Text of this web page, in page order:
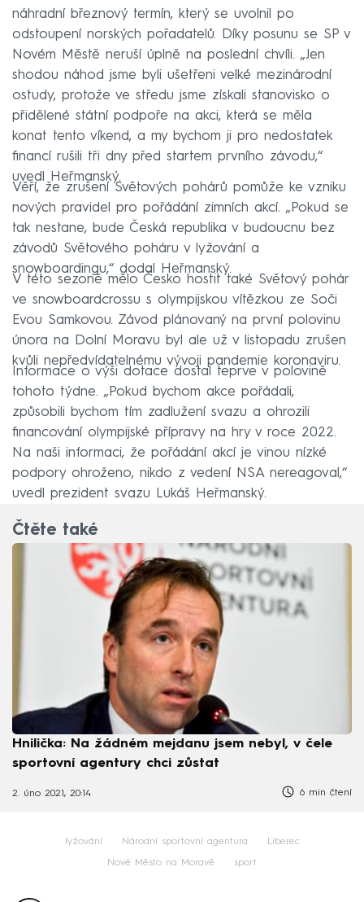
náhradní březnový termín, který se uvolnil po
odstoupení norských pořadatelů. Díky posunu se SP v
Novém Městě neruší úplně na poslední chvíli. „Jen
shodou náhod jsme byli ušetřeni velké mezinárodní
ostudy, protože ve středu jsme získali stanovisko o
přidělené státní podpoře na akci, která se měla
konat tento víkend, a my bychom ji pro nedostatek
financí rušili tři dny před startem prvního závodu,“
uvedl Heřmanský.
Věří, že zrušení Světových pohárů pomůže ke vzniku
nových pravidel pro pořádání zimních akcí. „Pokud se
tak nestane, bude Česká republika v budoucnu bez
závodů Světového poháru v lyžování a
snowboardingu,“ dodal Heřmanský.
V této sezoně mělo Česko hostit také Světový pohár
ve snowboardcrossu s olympijskou vítězkou ze Soči
Evou Samkovou. Závod plánovaný na první polovinu
února na Dolní Moravu byl ale už v listopadu zrušen
kvůli nepředvídatelnému vývoji pandemie koronaviru.
Informace o výši dotace dostal teprve v polovině
tohoto týdne. „Pokud bychom akce pořádali,
způsobili bychom tím zadlužení svazu a ohrozili
financování olympijské přípravy na hry v roce 2022.
Na naši informaci, že pořádání akcí je vinou nízké
podpory ohroženo, nikdo z vedení NSA nereagoval,“
uvedl prezident svazu Lukáš Heřmanský.
Čtěte také
Hnilička: Na žádném mejdanu jsem nebyl, v čele
sportovní agentury chci zůstat
2. úno 2021, 20:14 6 min čtení
lyžování Národní sportovní agentura Liberec
Nové Město na Moravě sport